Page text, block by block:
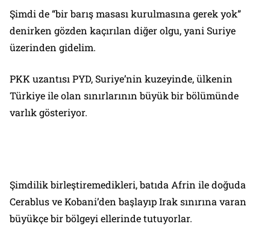
Şimdi de “bir barış masası kurulmasına gerek yok”
denirken gözden kaçırılan diğer olgu, yani Suriye
üzerinden gidelim.
PKK uzantısı PYD, Suriye’nin kuzeyinde, ülkenin
Türkiye ile olan sınırlarının büyük bir bölümünde
varlık gösteriyor.
Şimdilik birleştiremedikleri, batıda Afrin ile doğuda
Cerablus ve Kobani’den başlayıp Irak sınırına varan
büyükçe bir bölgeyi ellerinde tutuyorlar.